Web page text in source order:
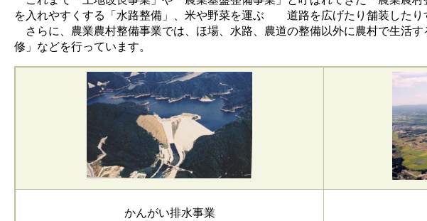
を入れやすくする「水路整備」、米や野菜を運ぶ 道路を広げたり舗装したり
さらに、農業農村整備事業では、ほ場、水路、農道の整備以外に農村で生活
修」などを行っています。
かんがい排水事業